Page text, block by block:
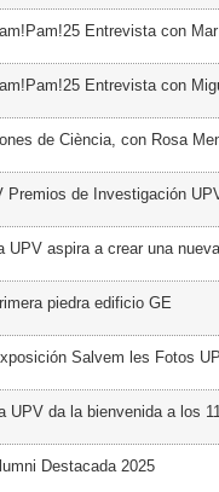
Entrevista con
Entrevista con
de Ciència, con Rosa
Premios de Investigación
UPV aspira a crear una
piedra edificio GE
Salvem les Fotos
UPV da la bienvenida a los
Destacada 2025